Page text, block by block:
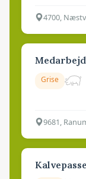
4700,
Grise
9681,